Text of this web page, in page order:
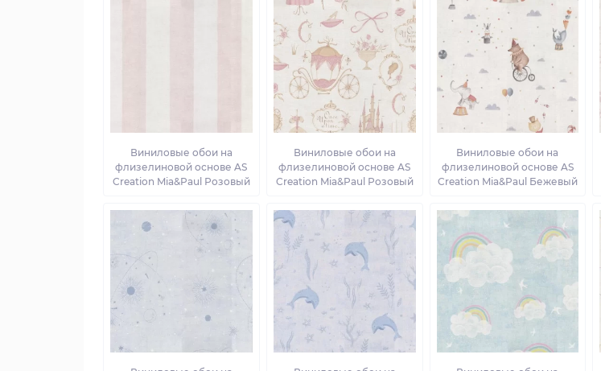
Виниловые обои на
флизелиновой основе AS
Creation Mia&Paul Розовый
Виниловые обои на
флизелиновой основе AS
Creation Mia&Paul Розовый
Виниловые обои на
флизелиновой основе AS
Creation Mia&Paul Бежевый